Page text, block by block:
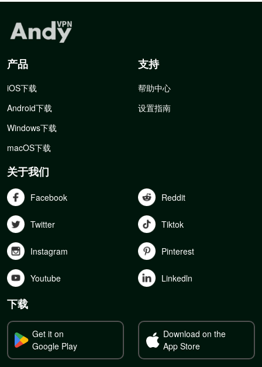
产品
iOS下载
Android下载
Windows下载
macOS下载
支持
帮助中心
设置指南
关于我们
Facebook Reddit
Twitter Tiktok
Instagram Pinterest
Youtube Linkedln
下载
Get it on
Google Play
Download on the
App Store